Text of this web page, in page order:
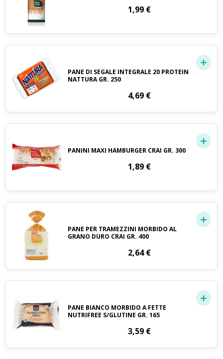
1,99 €
PANE DI SEGALE INTEGRALE 20 PROTEIN
NATTURA GR. 250
4,69 €
PANINI MAXI HAMBURGER CRAI GR. 300
1,89 €
PANE PER TRAMEZZINI MORBIDO AL
GRANO DURO CRAI GR. 400
2,64€
PANE BIANCO MORBIDO A FETTE
NUTRIFREE S/GLUTINE GR. 165
3,59 €